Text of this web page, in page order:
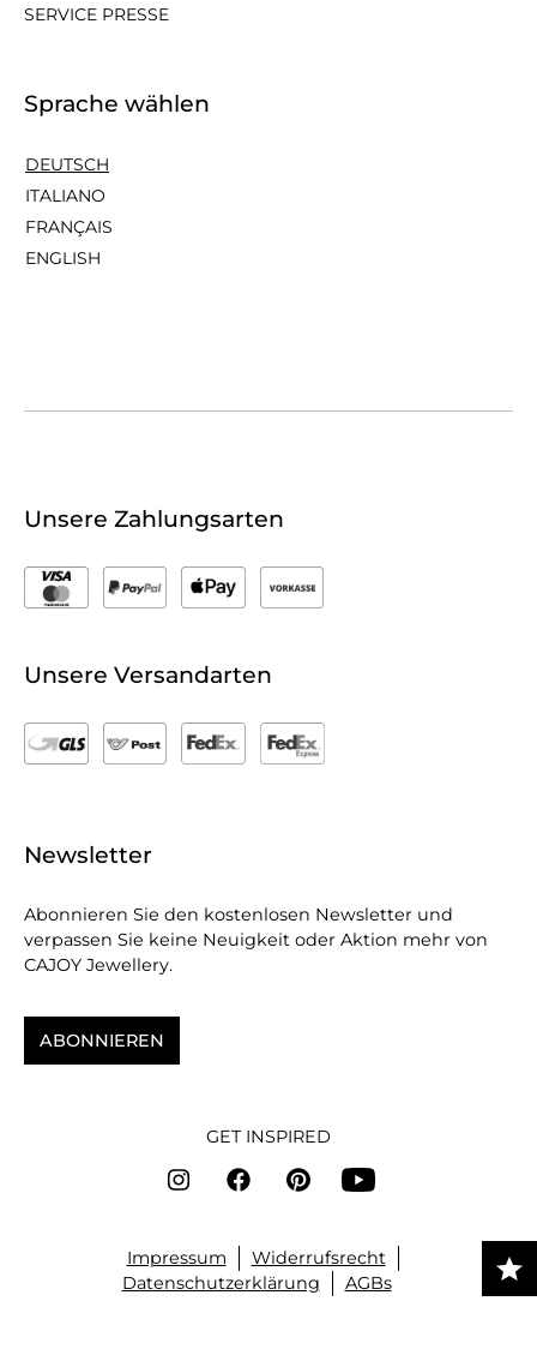
SERVICE PRESSE
Sprache wählen
DEUTSCH
ITALIANO
FRANÇAIS
ENGLISH
Unsere Zahlungsarten
Unsere Versandarten
Newsletter
Abonnieren Sie den kostenlosen Newsletter und
verpassen Sie keine Neuigkeit oder Aktion mehr von
CAJOY Jewellery.
ABONNIEREN
GET INSPIRED
Impressum
Widerrufsrecht
Datenschutzerklärung
AGBs